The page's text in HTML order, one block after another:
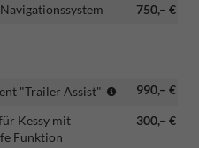
Verbindung
750,– €
990,– €
"Trailer Assist"
(Nur
Verbindung
300,– €
Kessy mit
Funktion